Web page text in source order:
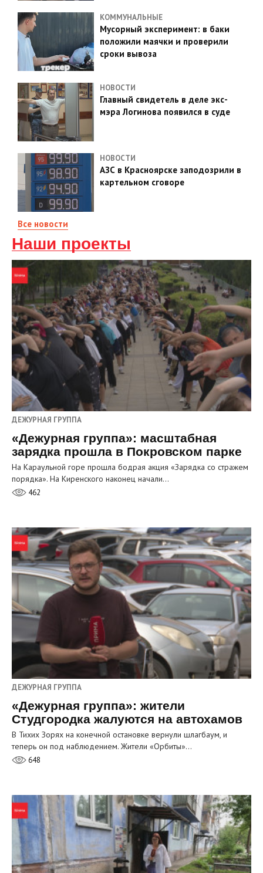
КОММУНАЛЬНЫЕ
Мусорный эксперимент: в баки
положили маячки и проверили
сроки вывоза
НОВОСТИ
Главный свидетель в деле экс-
мэра Логинова появился в суде
НОВОСТИ
АЗС в Красноярске заподозрили в
картельном сговоре
Все новости
Наши проекты
ДЕЖУРНАЯ ГРУППА
«Дежурная группа»: масштабная
зарядка прошла в Покровском парке
На Караульной горе прошла бодрая акция «Зарядка со стражем
порядка». На Киренского наконец начали…
462
ДЕЖУРНАЯ ГРУППА
«Дежурная группа»: жители
Студгородка жалуются на автохамов
В Тихих Зорях на конечной остановке вернули шлагбаум, и
теперь он под наблюдением. Жители «Орбиты»…
648